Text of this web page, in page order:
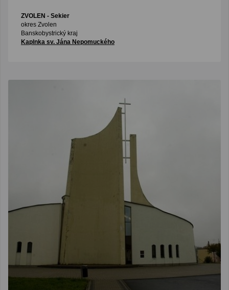
ZVOLEN - Sekier
okres Zvolen
Banskobystrický kraj
Kaplnka sv. Jána Nepomuckého